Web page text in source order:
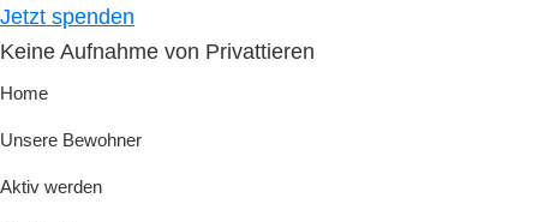
Skip
to
primary
Skip
to
main
Jetzt spenden
Keine Aufnahme von Privattieren
Home
Unsere Bewohner
Aktiv werden